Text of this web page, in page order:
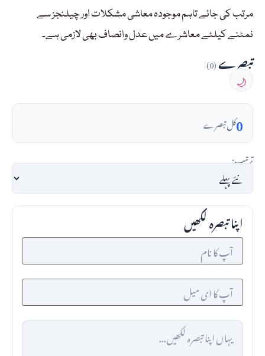
مرتب کی جائے تاہم موجودہ معاشی مشکلات اور چیلنجز سے
نمٹنے کیلئے معاشرے میں عدل وانصاف بھی لازمی ہے۔
تبصرے(0)
🌙
0کل تبصرے
ترتیب:
اپنا تبصرہ لکھیں